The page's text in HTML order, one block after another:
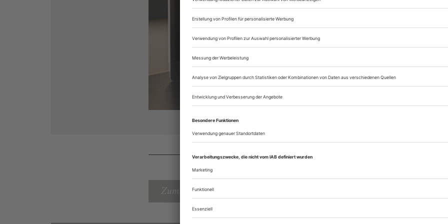
Zugang zum
Opernwelt
Sie können alle Vorteile
sofort nutzen
Digital-Abo testen
Zum Inhaltsverzeichnis